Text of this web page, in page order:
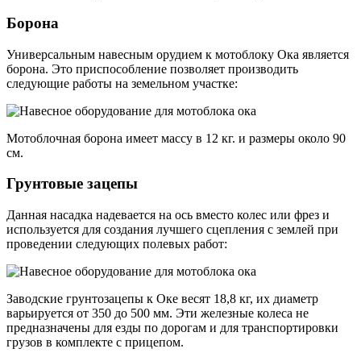
Борона
Универсальным навесным орудием к мотоблоку Ока является
борона. Это приспособление позволяет производить
следующие работы на земельном участке:
Мотоблочная борона имеет массу в 12 кг. и размеры около 90
см.
Грунтовые зацепы
Данная насадка надевается на ось вместо колес или фрез и
используется для создания лучшего сцепления с землей при
проведении следующих полевых работ:
Заводские грунтозацепы к Оке весят 18,8 кг, их диаметр
варьируется от 350 до 500 мм. Эти железные колеса не
предназначены для езды по дорогам и для транспортировки
грузов в комплекте с прицепом.